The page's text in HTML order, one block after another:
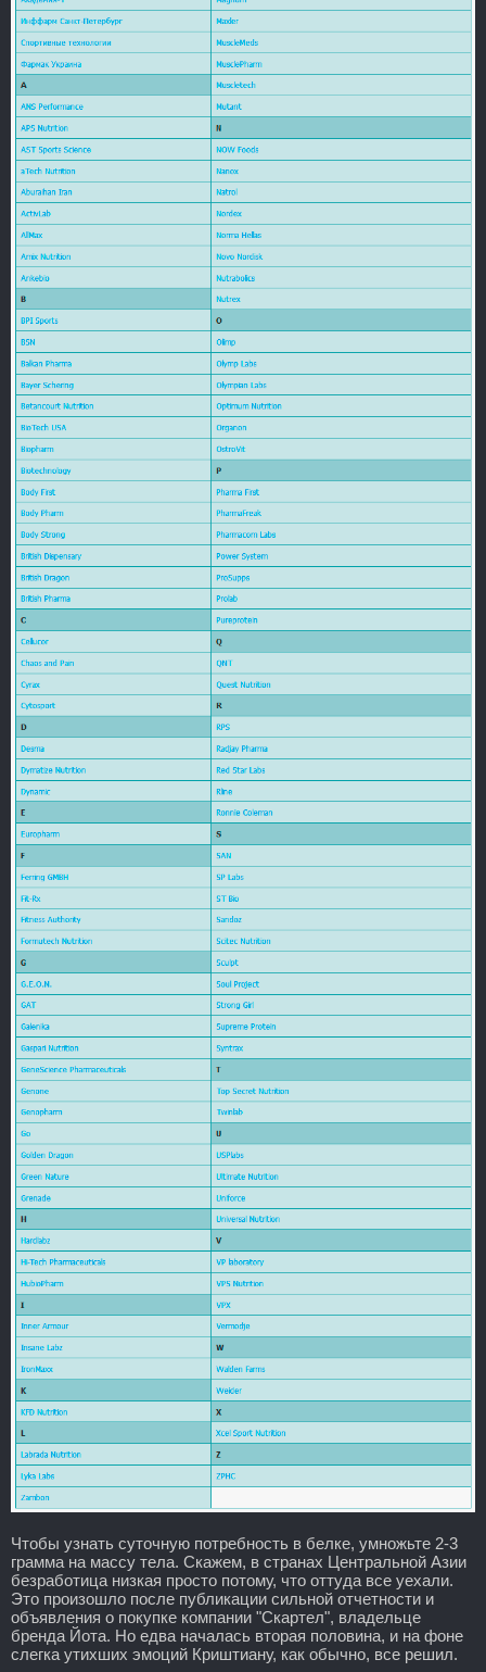
Чтобы узнать суточную потребность в белке, умножьте 2-3
грамма на массу тела. Скажем, в странах Центральной Азии
безработица низкая просто потому, что оттуда все уехали.
Это произошло после публикации сильной отчетности и
объявления о покупке компании "Скартел", владельце
бренда Йота. Но едва началась вторая половина, и на фоне
слегка утихших эмоций Криштиану, как обычно, все решил.